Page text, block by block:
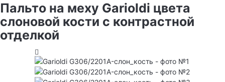
Пальто на меху Garioldi цвета
слоновой кости с контрастной
отделкой